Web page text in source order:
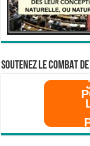
SOUTENEZ LE COMBAT